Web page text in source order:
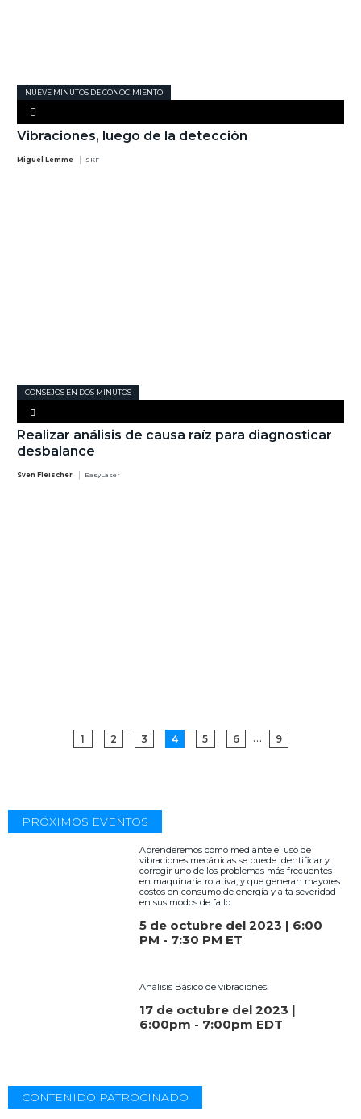
NUEVE MINUTOS DE CONOCIMIENTO
Vibraciones, luego de la detección
Miguel Lemme SKF
CONSEJOS EN DOS MINUTOS
Realizar análisis de causa raíz para diagnosticar
desbalance
Sven Fleischer EasyLaser
1 2 3 4 5 6 … 9
PRÓXIMOS EVENTOS
Aprenderemos cómo mediante el uso de
vibraciones mecánicas se puede identificar y
corregir uno de los problemas más frecuentes
en maquinaria rotativa; y que generan mayores
costos en consumo de energía y alta severidad
en sus modos de fallo.
5 de octubre del 2023 | 6:00
PM - 7:30 PM ET
Análisis Básico de vibraciones.
17 de octubre del 2023 |
6:00pm - 7:00pm EDT
CONTENIDO PATROCINADO